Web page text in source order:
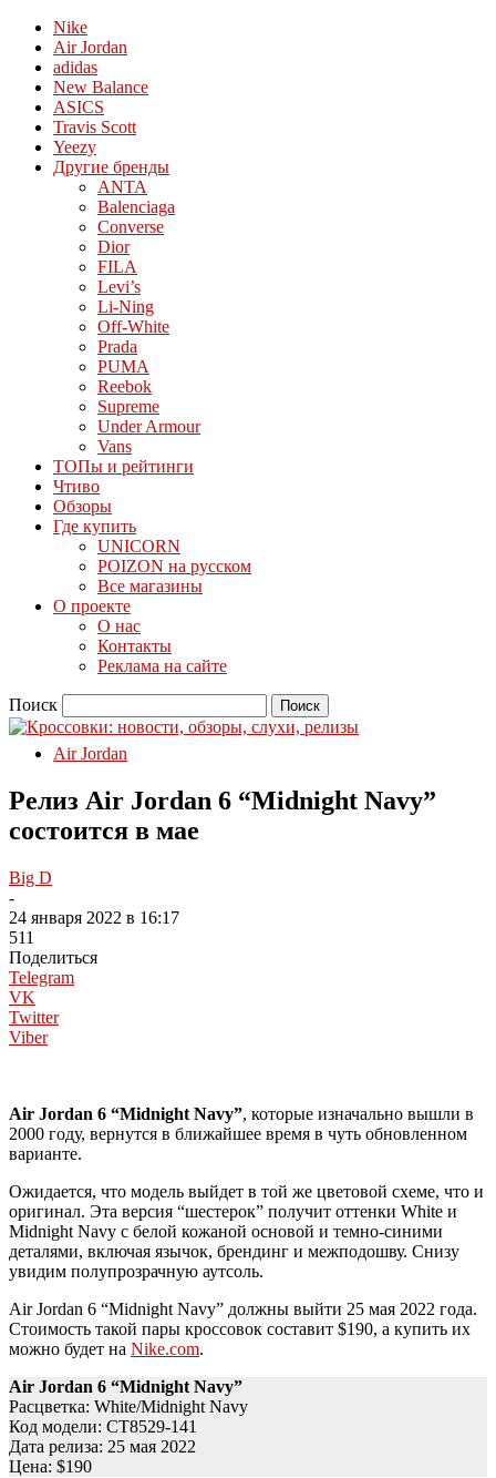
Nike
Air Jordan
adidas
New Balance
ASICS
Travis Scott
Yeezy
Другие бренды
ANTA
Balenciaga
Converse
Dior
FILA
Levi’s
Li-Ning
Off-White
Prada
PUMA
Reebok
Supreme
Under Armour
Vans
ТОПы и рейтинги
Чтиво
Обзоры
Где купить
UNICORN
POIZON на русском
Все магазины
О проекте
О нас
Контакты
Реклама на сайте
Поиск
Air Jordan
Релиз Air Jordan 6 “Midnight Navy”
состоится в мае
Big D
-
24 января 2022 в 16:17
511
Поделиться
Telegram
VK
Twitter
Viber
Air Jordan 6 “Midnight Navy”, которые изначально вышли в
2000 году, вернутся в ближайшее время в чуть обновленном
варианте.
Ожидается, что модель выйдет в той же цветовой схеме, что и
оригинал. Эта версия “шестерок” получит оттенки White и
Midnight Navy с белой кожаной основой и темно-синими
деталями, включая язычок, брендинг и межподошву. Снизу
увидим полупрозрачную аутсоль.
Air Jordan 6 “Midnight Navy” должны выйти 25 мая 2022 года.
Стоимость такой пары кроссовок составит $190, а купить их
можно будет на Nike.com.
Air Jordan 6 “Midnight Navy”
Расцветка: White/Midnight Navy
Код модели: CT8529-141
Дата релиза: 25 мая 2022
Цена: $190